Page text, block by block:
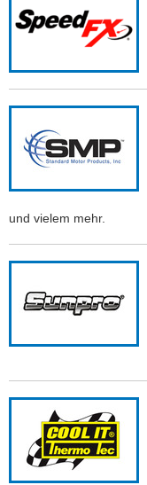
und vielem mehr.